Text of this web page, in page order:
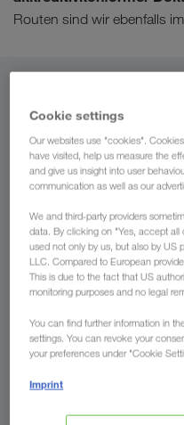
Routen sind wir ebenfalls im
Luxemburg
Nach
Land
Jetzt anfragen
Cookie settings
Our websites use "cookies".
have visited, help us measure the
and give us insight into user
communication as well as our
We and third-party providers
data. By clicking on "Yes, accept
used not only by us, but also by US
LLC. Compared to European
This is due to the fact that US
monitoring purposes and no legal
You can find further information in
settings. You can revoke your
your preferences under "Cookie
Imprint